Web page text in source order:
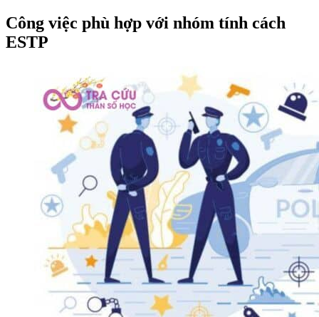
Công việc phù hợp với nhóm tính cách
ESTP